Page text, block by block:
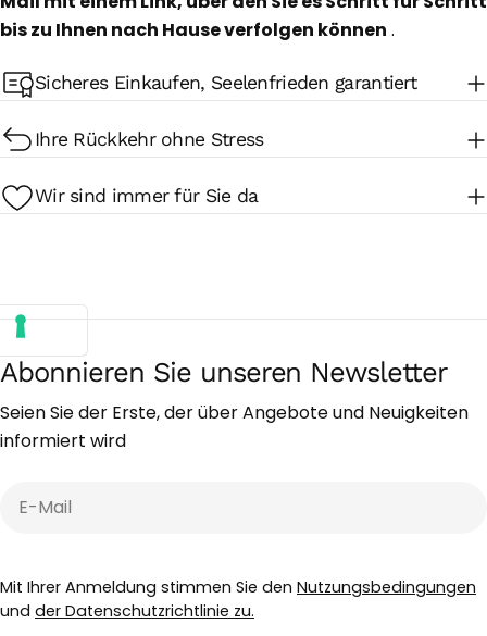
bis zu Ihnen nach Hause verfolgen können .
Sicheres Einkaufen, Seelenfrieden garantiert
Ihre Rückkehr ohne Stress
Wir sind immer für Sie da
Abonnieren Sie unseren Newsletter
Seien Sie der Erste, der über Angebote und Neuigkeiten
informiert wird
Mit Ihrer Anmeldung stimmen Sie den Nutzungsbedingungen
und der Datenschutzrichtlinie zu.